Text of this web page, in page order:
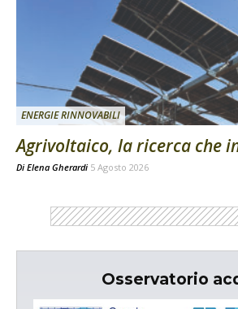
ENERGIE RINNOVABILI
Agrivoltaico, la ricerca che
Di Elena Gherardi 5 Agosto 2026
Osservatorio